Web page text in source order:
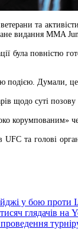
та
видання MMA
була повністю
подією. Думали,
щодо суті
корумпованим»
та голові
у бою проти
глядачів на